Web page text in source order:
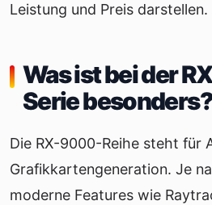
Leistung und Preis darstellen.
Was ist bei der
Serie besonders?
Die RX-9000-Reihe steht für
Grafikkartengeneration. Je
moderne Features wie